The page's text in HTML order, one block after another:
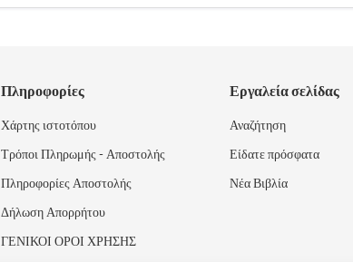
Πληροφορίες
Χάρτης ιστοτόπου
Τρόποι Πληρωμής - Αποστολής
Πληροφορίες Αποστολής
Δήλωση Απορρήτου
ΓΕΝΙΚΟΙ ΟΡΟΙ ΧΡΗΣΗΣ
Εργαλεία σελίδας
Αναζήτηση
Είδατε πρόσφατα
Νέα Βιβλία